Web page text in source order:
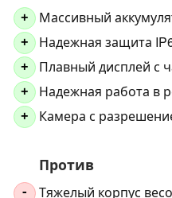
+ Массивный
+ Надежная защита
+ Плавный дисплей с
+ Надежная работа в
+ Камера с
Против
- Тяжелый корпус